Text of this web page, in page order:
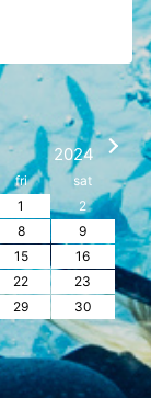
2024
fri
sat
1
2
8
9
15
16
22
23
29
30